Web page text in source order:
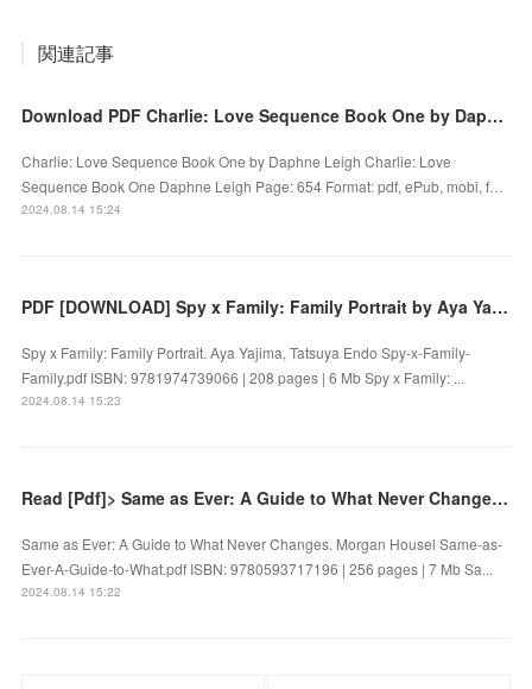
関連記事
Download PDF Charlie: Love Sequence Book One by Daphne Leigh
Charlie: Love Sequence Book One by Daphne Leigh Charlie: Love
Sequence Book One Daphne Leigh Page: 654 Format: pdf, ePub, mobi, f…
2024.08.14 15:24
PDF [DOWNLOAD] Spy x Family: Family Portrait by Aya Yajima, Tatsuya Endo on Iphone
Spy x Family: Family Portrait. Aya Yajima, Tatsuya Endo Spy-x-Family-
Family.pdf ISBN: 9781974739066 | 208 pages | 6 Mb Spy x Family: ...
2024.08.14 15:23
Read [Pdf]> Same as Ever: A Guide to What Never Changes by Morgan Housel
Same as Ever: A Guide to What Never Changes. Morgan Housel Same-as-
Ever-A-Guide-to-What.pdf ISBN: 9780593717196 | 256 pages | 7 Mb Sa...
2024.08.14 15:22